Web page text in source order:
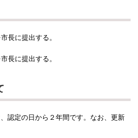
長に提出する。
長に提出する。
認定の日から２年間です。なお、更新